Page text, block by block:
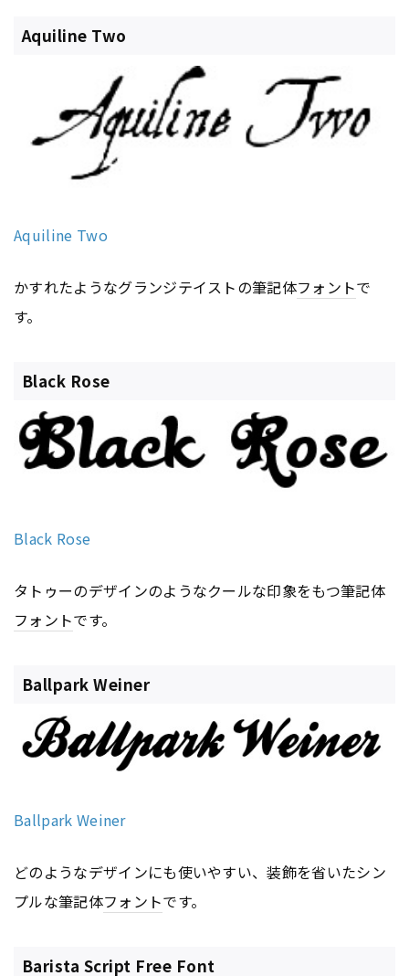
Aquiline Two
Aquiline Two
かすれたようなグランジテイストの筆記体フォントで
す。
Black Rose
Black Rose
タトゥーのデザインのようなクールな印象をもつ筆記体
フォントです。
Ballpark Weiner
Ballpark Weiner
どのようなデザインにも使いやすい、装飾を省いたシン
プルな筆記体フォントです。
Barista Script Free Font